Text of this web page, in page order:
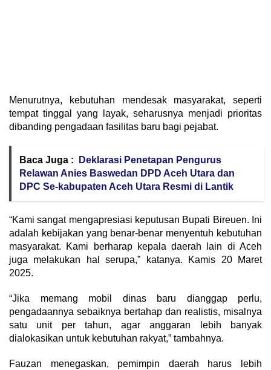
Menurutnya, kebutuhan mendesak masyarakat, seperti
tempat tinggal yang layak, seharusnya menjadi prioritas
dibanding pengadaan fasilitas baru bagi pejabat.
Baca Juga :
Deklarasi Penetapan Pengurus
Relawan Anies Baswedan DPD Aceh Utara dan
DPC Se-kabupaten Aceh Utara Resmi di Lantik
“Kami sangat mengapresiasi keputusan Bupati Bireuen. Ini
adalah kebijakan yang benar-benar menyentuh kebutuhan
masyarakat. Kami berharap kepala daerah lain di Aceh
juga melakukan hal serupa,” katanya. Kamis 20 Maret
2025.
“Jika memang mobil dinas baru dianggap perlu,
pengadaannya sebaiknya bertahap dan realistis, misalnya
satu unit per tahun, agar anggaran lebih banyak
dialokasikan untuk kebutuhan rakyat,” tambahnya.
Fauzan menegaskan, pemimpin daerah harus lebih